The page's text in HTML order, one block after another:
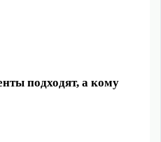
подходят, а кому